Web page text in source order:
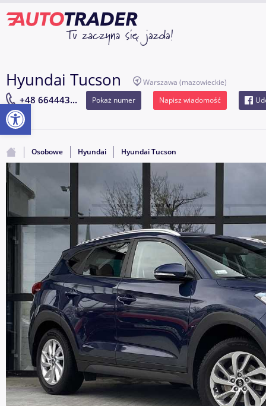
Hyundai Tucson Warszawa (mazowieckie)
+48 664443... Pokaż numer Napisz wiadomość
Osobowe Hyundai Hyundai Tucson
Otwórz pasek narzędzi